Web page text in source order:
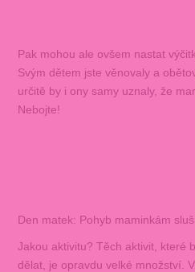
Pak mohou ale ovšem nastat
Svým dětem jste věnovaly a
určitě by i ony samy uznaly, že
Nebojte!
Den matek: Pohyb maminkám
Jakou aktivitu? Těch aktivit, které
dělat, je opravdu velké množství.